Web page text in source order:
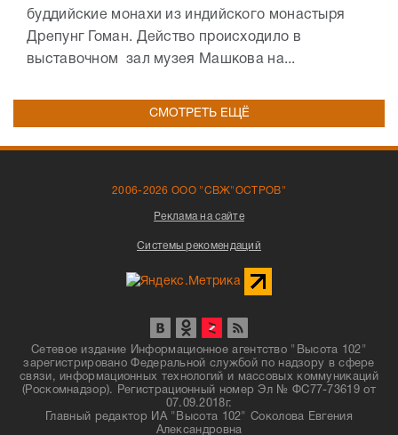
буддийские монахи из индийского монастыря
Дрепунг Гоман. Действо происходило в
выставочном зал музея Машкова на...
СМОТРЕТЬ ЕЩЁ
2006-2026 ООО "СВЖ"ОСТРОВ"
Реклама на сайте
Системы рекомендаций
Сетевое издание Информационное агентство "Высота 102"
зарегистрировано Федеральной службой по надзору в сфере
связи, информационных технологий и массовых коммуникаций
(Роскомнадзор). Регистрационный номер Эл № ФС77-73619 от
07.09.2018г.
Главный редактор ИА "Высота 102" Соколова Евгения
Александровна